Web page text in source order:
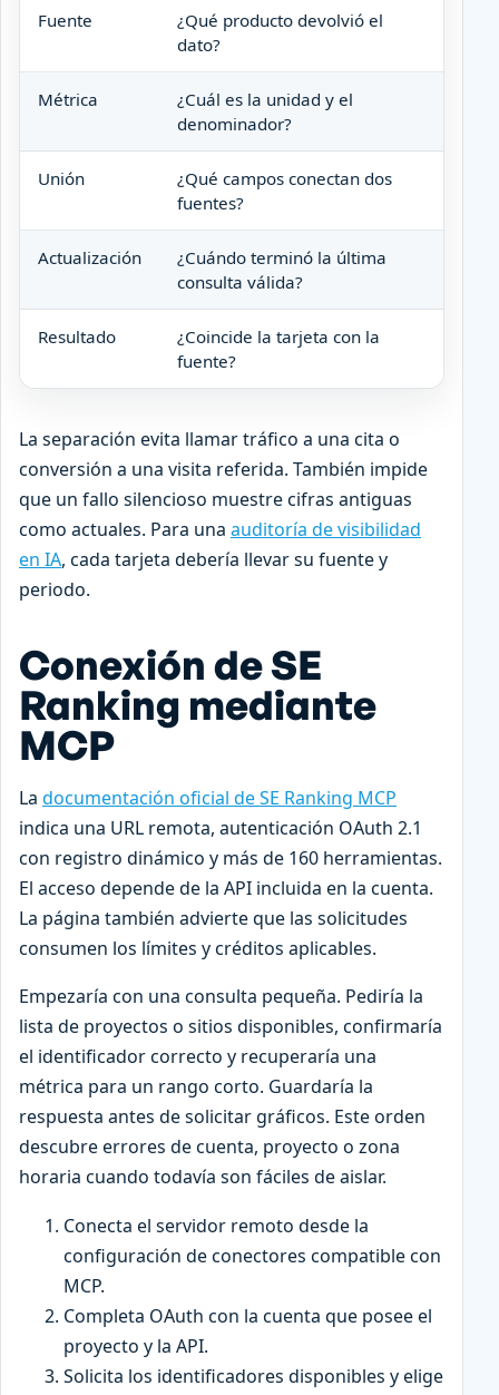
Fuente
¿Qué producto devolvió el
dato?
Métrica
¿Cuál es la unidad y el
denominador?
Unión
¿Qué campos conectan dos
fuentes?
Actualización
¿Cuándo terminó la última
consulta válida?
Resultado
¿Coincide la tarjeta con la
fuente?
La separación evita llamar tráfico a una cita o
conversión a una visita referida. También impide
que un fallo silencioso muestre cifras antiguas
como actuales. Para una auditoría de visibilidad
en IA, cada tarjeta debería llevar su fuente y
periodo.
Conexión de SE
Ranking mediante
MCP
La documentación oficial de SE Ranking MCP
indica una URL remota, autenticación OAuth 2.1
con registro dinámico y más de 160 herramientas.
El acceso depende de la API incluida en la cuenta.
La página también advierte que las solicitudes
consumen los límites y créditos aplicables.
Empezaría con una consulta pequeña. Pediría la
lista de proyectos o sitios disponibles, confirmaría
el identificador correcto y recuperaría una
métrica para un rango corto. Guardaría la
respuesta antes de solicitar gráficos. Este orden
descubre errores de cuenta, proyecto o zona
horaria cuando todavía son fáciles de aislar.
Conecta el servidor remoto desde la
configuración de conectores compatible con
MCP.
Completa OAuth con la cuenta que posee el
proyecto y la API.
Solicita los identificadores disponibles y elige